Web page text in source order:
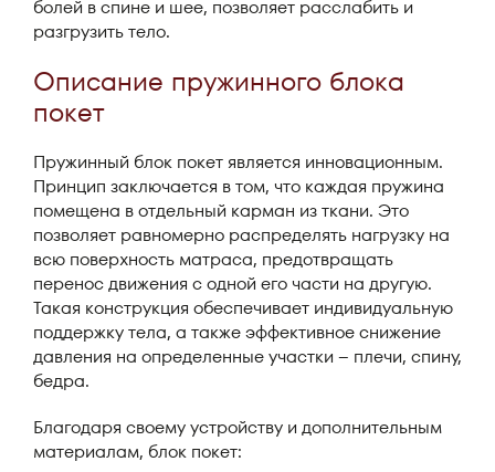
болей в спине и шее, позволяет расслабить и
разгрузить тело.
Описание пружинного блока
покет
Пружинный блок покет является инновационным.
Принцип заключается в том, что каждая пружина
помещена в отдельный карман из ткани. Это
позволяет равномерно распределять нагрузку на
всю поверхность матраса, предотвращать
перенос движения с одной его части на другую.
Такая конструкция обеспечивает индивидуальную
поддержку тела, а также эффективное снижение
давления на определенные участки – плечи, спину,
бедра.
Благодаря своему устройству и дополнительным
материалам, блок покет: